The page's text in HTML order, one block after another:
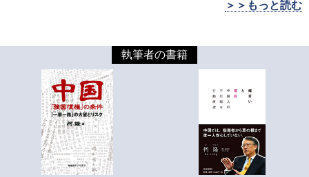
＞＞もっと読む
執筆者の書籍